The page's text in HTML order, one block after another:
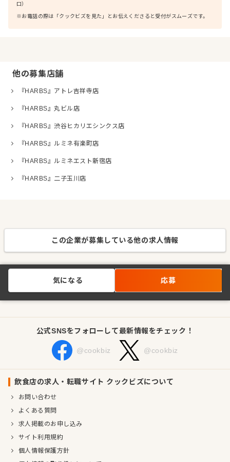
口）
※お電話の際は「クックビズを見た」とお伝えくださると受付がスムーズです。
他の募集店舗
『HARBS』アトレ吉祥寺店
『HARBS』丸ビル店
『HARBS』渋谷ヒカリエシンクス店
『HARBS』ルミネ有楽町店
『HARBS』ルミネエスト新宿店
『HARBS』二子玉川店
この企業が募集している他の求人情報
気になる 応募
公式SNSをフォローして最新情報をチェック！
@cookbiz @cookbiz
飲食店の求人・転職サイト クックビズについて
お問い合わせ
よくある質問
求人掲載のお申し込み
サイト利用規約
個人情報保護方針